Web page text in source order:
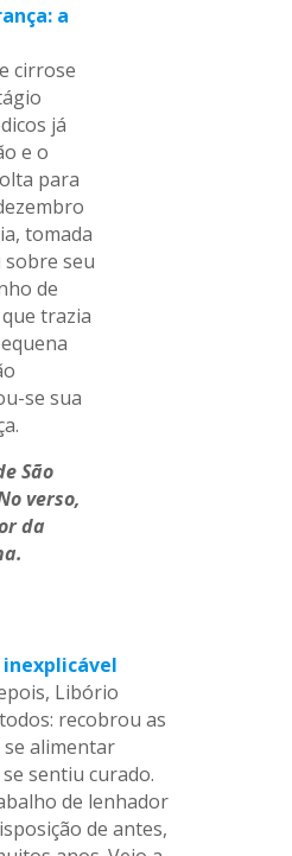
a
cirrose
já
e o
para
tomada
sobre seu
de
trazia
se sua
São
verso,
da
Libório
recobrou as
alimentar
sentiu curado.
de lenhador
de antes,